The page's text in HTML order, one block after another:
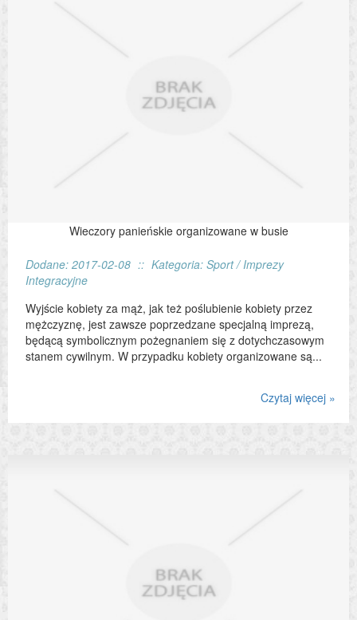
Wieczory panieńskie organizowane w busie
Dodane: 2017-02-08 :: Kategoria: Sport / Imprezy
Integracyjne
Wyjście kobiety za mąż, jak też poślubienie kobiety przez
mężczyznę, jest zawsze poprzedzane specjalną imprezą,
będącą symbolicznym pożegnaniem się z dotychczasowym
stanem cywilnym. W przypadku kobiety organizowane są...
Czytaj więcej »